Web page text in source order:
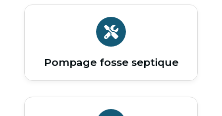
Pompage fosse septique